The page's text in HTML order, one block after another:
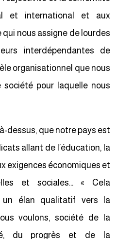
et international et aux
nous assigne de lourdes
interdépendantes de
organisationnel que nous
société pour laquelle nous
dessus, que notre pays est
allant de l’éducation, la
exigences économiques et
et sociales… « Cela
un élan qualitatif vers la
voulons, société de la
du progrès et de la